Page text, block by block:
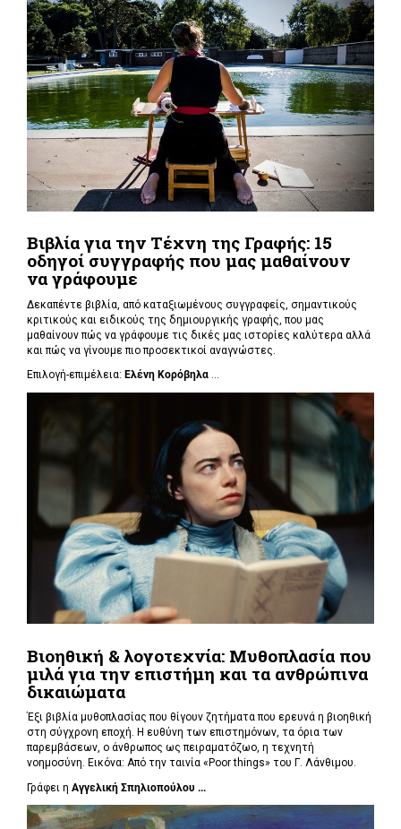
Βιβλία για την Τέχνη της Γραφής: 15
οδηγοί συγγραφής που μας μαθαίνουν
να γράφουμε
Δεκαπέντε βιβλία, από καταξιωμένους συγγραφείς, σημαντικούς
κριτικούς και ειδικούς της δημιουργικής γραφής, που μας
μαθαίνουν πώς να γράφουμε τις δικές μας ιστορίες καλύτερα αλλά
και πώς να γίνουμε πιο προσεκτικοί αναγνώστες.
Επιλογή-επιμέλεια: Ελένη Κορόβηλα ...
Βιοηθική & λογοτεχνία: Μυθοπλασία που
μιλά για την επιστήμη και τα ανθρώπινα
δικαιώματα
Έξι βιβλία μυθοπλασίας που θίγουν ζητήματα που ερευνά η βιοηθική
στη σύγχρονη εποχή. Η ευθύνη των επιστημόνων, τα όρια των
παρεμβάσεων, ο άνθρωπος ως πειραματόζωο, η τεχνητή
νοημοσύνη. Εικόνα: Από την ταινία «Poor things» του Γ. Λάνθιμου.
Γράφει η Αγγελική Σπηλιοπούλου ...